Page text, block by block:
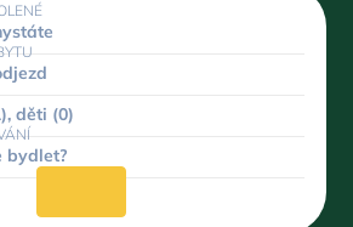
děti (0)
bydlet?